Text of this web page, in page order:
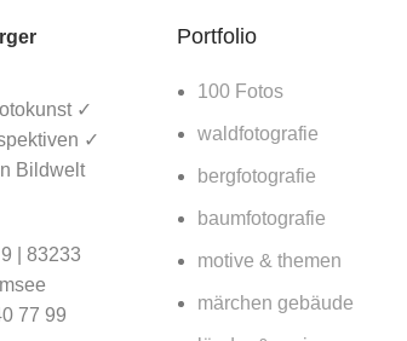
Lorbeerwald
Fanal auf
Madeira – Lohnt
2026?
15. März 2026
No Comments
✓
✓
Bildwelt
| 83233
77 99
Portfolio
100 Fotos
waldfotografie
bergfotografie
baumfotografie
motive & themen
märchen gebäude